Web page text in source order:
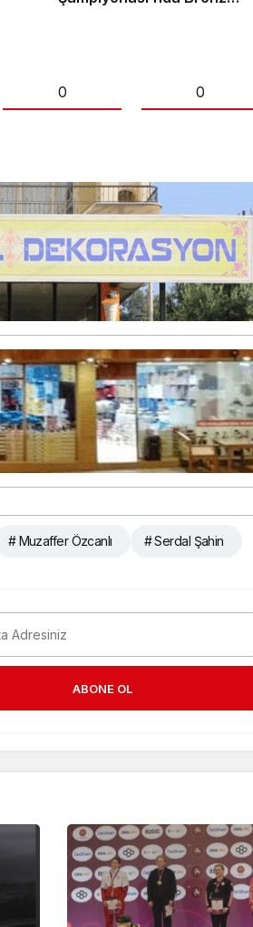
0 0
# Muzaffer Özcanlı # Serdal Şahin
ABONE OL